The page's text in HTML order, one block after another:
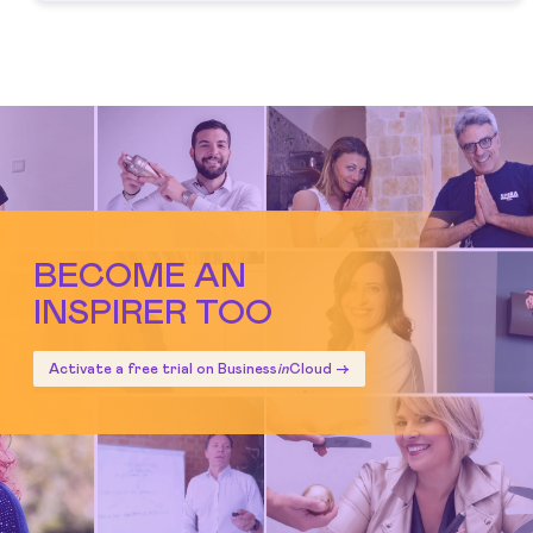
BECOME AN
INSPIRER TOO
Activate a free trial on BusinessinCloud ->